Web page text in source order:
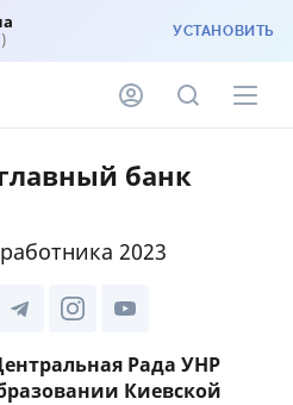
УСТАНОВИТЬ
банк
2023
Рада УНР
Киевской